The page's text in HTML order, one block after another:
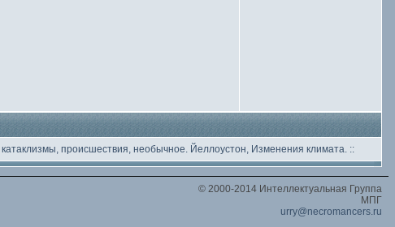
катаклизмы, происшествия, необычное. Йеллоустон, Изменения климата. ::
© 2000-2014 Интеллектуальная Группа
МПГ
urry@necromancers.ru